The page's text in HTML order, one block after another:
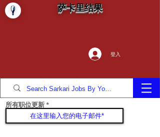
萨卡里结果
登入
所有职位更新